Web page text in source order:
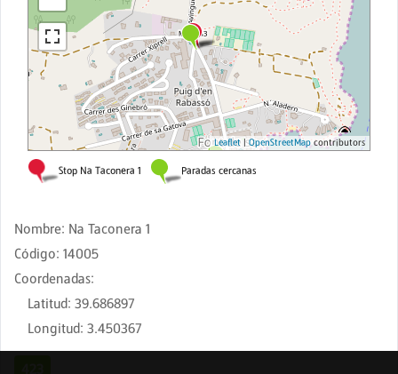
Nombre: Na Taconera 1
Código: 14005
Coordenadas:
Latitud: 39.686897
Longitud: 3.450367